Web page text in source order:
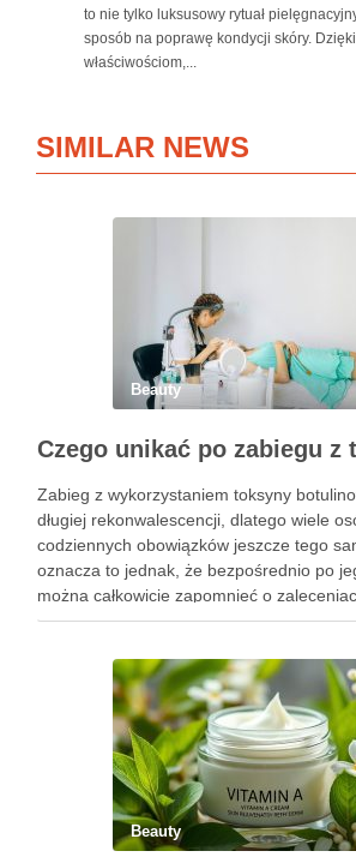
to nie tylko luksusowy rytuał
sposób na poprawę kondycji skóry.
właściwościom,...
SIMILAR NEWS
Beauty
Zabieg z wykorzystaniem toksyny
długiej rekonwalescencji, dlatego wiele
codziennych obowiązków jeszcze tego
oznacza to jednak, że bezpośrednio po
można całkowicie zapomnieć o
Pierwsze godziny i dni po zabiegu mają
Beauty